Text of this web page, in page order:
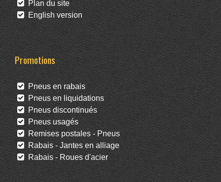
Plan du site
English version
Promotions
Pneus en rabais
Pneus en liquidations
Pneus discontinués
Pneus usagés
Remises postales - Pneus
Rabais - Jantes en alliage
Rabais - Roues d'acier